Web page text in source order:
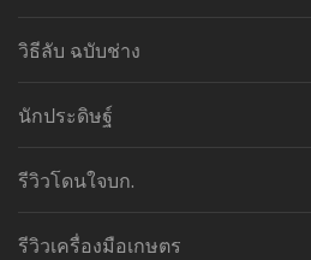
วิธีลับ ฉบับช่าง
นักประดิษฐ์
รีวิวโดนใจบก.
รีวิวเครื่องมือเกษตร